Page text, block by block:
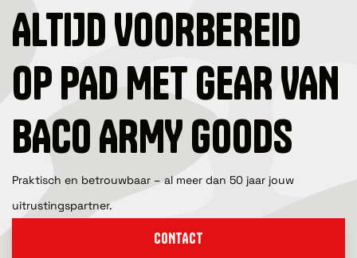
ALTIJD VOORBEREID
OP PAD MET GEAR VAN
BACO ARMY GOODS
Praktisch en betrouwbaar – al meer dan 50 jaar jouw
uitrustingspartner.
CONTACT